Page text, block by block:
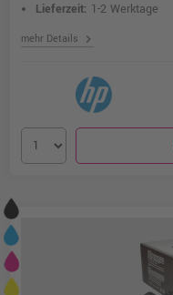
Lieferzeit: 1-2 Werktage
mehr Details chevron_right